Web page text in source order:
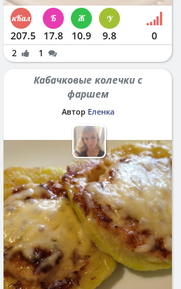
207.5 17.8 10.9 9.8 0
2 1
Кабачковые колечки с
фаршем
Автор Еленка